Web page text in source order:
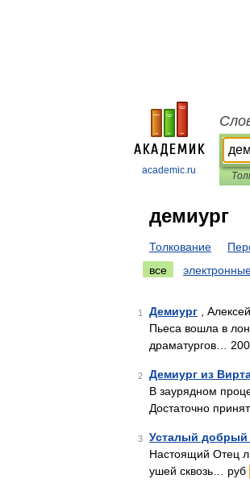
academic.ru
демиург
Толкование
все
1 Демиург ,
Пьеса вошла в
драматургов…
2 Демиург из
В заурядном
Достаточно
3 Усталый добрый
Настоящий Отец
ушей сквозь… руб